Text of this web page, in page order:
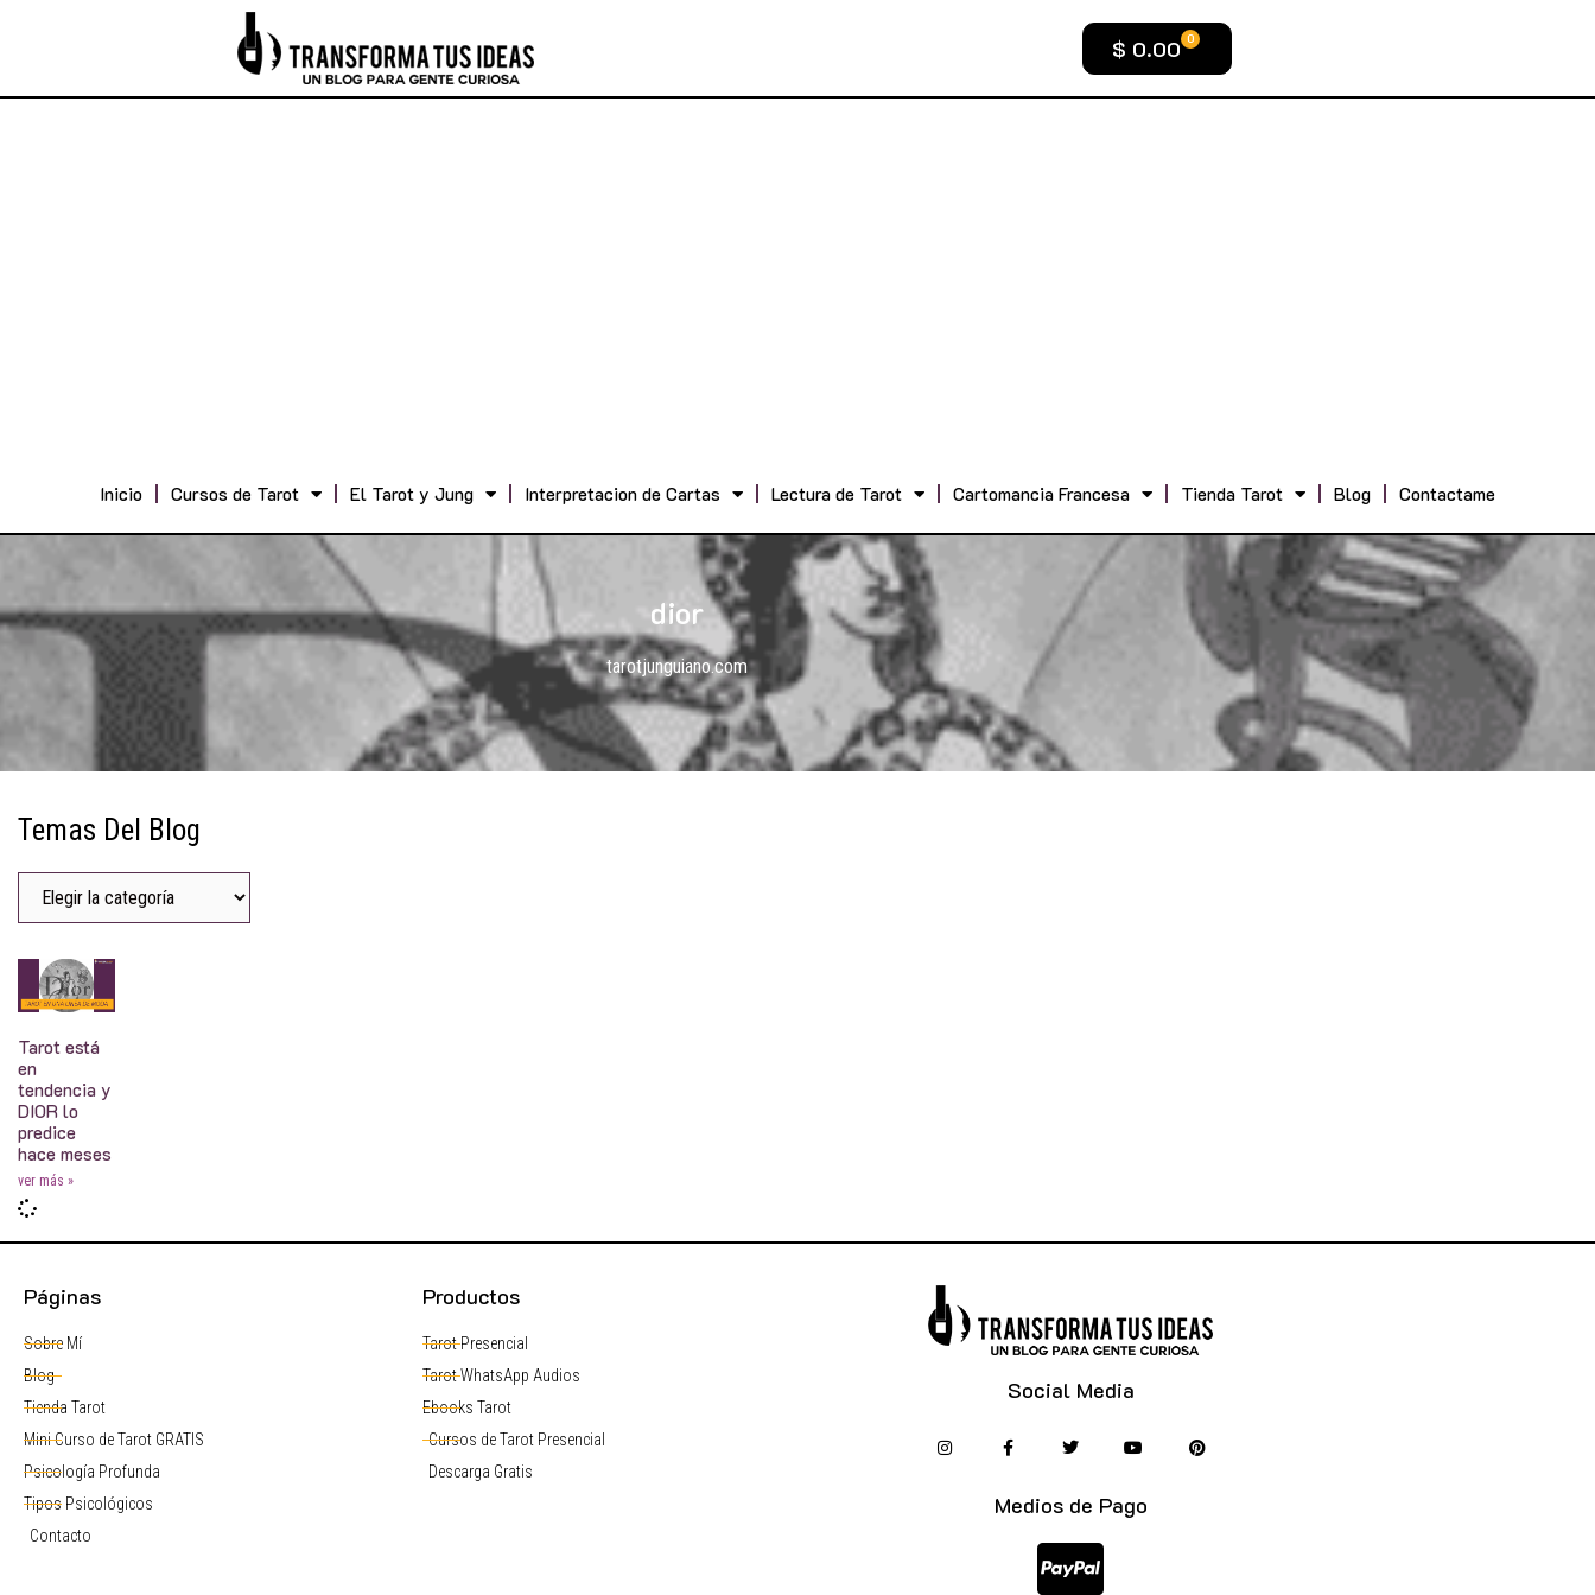
$ 0.00 0
Inicio Cursos de Tarot El Tarot y Jung Interpretacion de Cartas Lectura de Tarot Cartomancia Francesa Tienda Tarot Blog Contactame
dior
tarotjunguiano.com
Temas Del Blog
Tarot está
en
tendencia y
DIOR lo
predice
hace meses
ver más »
Páginas
Sobre Mí
Blog
Tienda Tarot
Mini Curso de Tarot GRATIS
Psicología Profunda
Tipos Psicológicos
Contacto
Productos
Tarot Presencial
Tarot WhatsApp Audios
Ebooks Tarot
Cursos de Tarot Presencial
Descarga Gratis
Social Media
Medios de Pago